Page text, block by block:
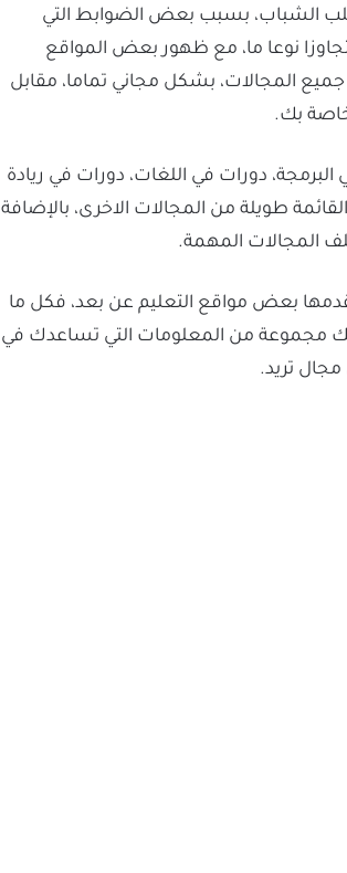
الشباب، بسبب بعض الضوابط التي
نوعا ما، مع ظهور بعض المواقع
المجالات، بشكل مجاني تماما، مقابل
بك.
دورات في اللغات، دورات في ريادة
طويلة من المجالات الاخرى، بالإضافة
المجالات المهمة.
تقدمها بعض مواقع التعليم عن بعد، فكل ما
لك مجموعة من المعلومات التي تساعدك في
تريد.